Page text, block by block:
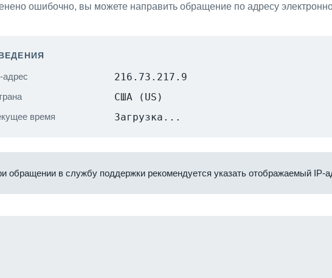
ошибочно, вы можете направить обращение по адресу
адрес 216.73.217.9
США (US)
время Загрузка...
обращении в службу поддержки рекомендуется указать отображаемый IP-